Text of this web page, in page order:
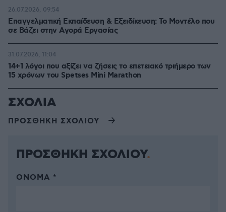
Επαγγελματική Εκπαίδευση & Εξειδίκευση: Το Mοντέλο που
σε Bάζει στην Aγορά Eργασίας
26.07.2026, 09:54
14+1 λόγοι που αξίζει να ζήσεις το επετειακό τριήμερο των
15 χρόνων του Spetses Mini Marathon
31.07.2026, 11:04
ΣΧΟΛΙΑ
ΠΡΟΣΘΗΚΗ ΣΧΟΛΙΟΥ
ΠΡΟΣΘΗΚΗ ΣΧΟΛΙΟΥ
ΌΝΟΜΑ *